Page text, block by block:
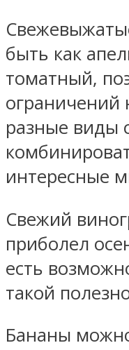
быть как
томатный,
ограничений
разные виды
интересные
Свежий
приболел
есть
такой
Бананы